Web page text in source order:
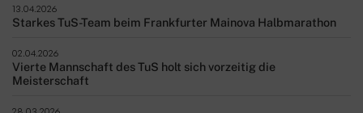
13.04.2026
Starkes TuS-Team beim Frankfurter Mainova Halbmarathon
02.04.2026
Vierte Mannschaft des TuS holt sich vorzeitig die
Meisterschaft